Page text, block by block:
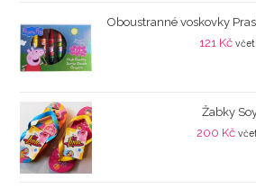
Oboustranné voskovky
121 Kč
Žabky
200 Kč